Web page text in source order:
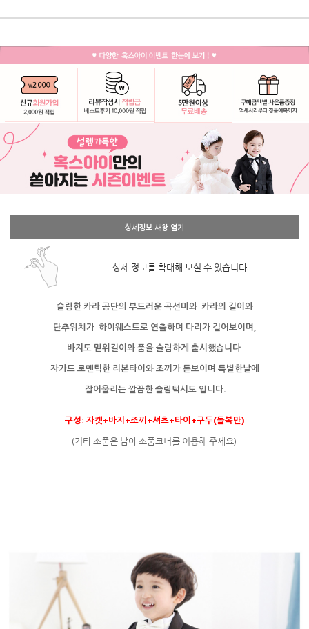
상세정보 새창 열기
상세 정보를 확대해 보실 수 있습니다.
슬림한 카라 공단의 부드러운 곡선미와 카라의 길이와
단추위치가 하이웨스트로 연출하며 다리가 길어보이며,
바지도 밑위길이와 품을 슬림하게 출시했습니다
자가드 로멘틱한 리본타이와 조끼가 돋보이며 특별한날에
잘어울리는깔끔한 슬림턱시도 입니다.
구성: 자켓+바지+조끼+셔츠+타이+구두(돌복만)
(기타 소품은 남아 소품코너를 이용해 주세요)